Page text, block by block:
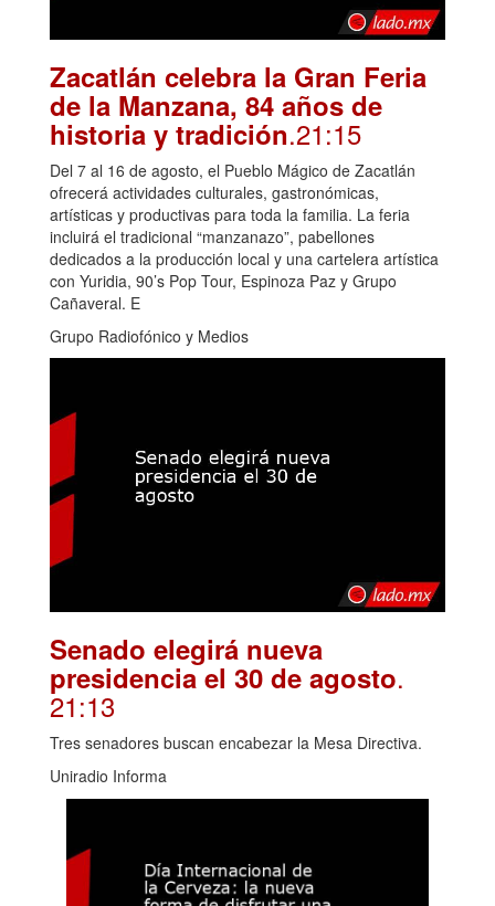
Zacatlán celebra la Gran Feria
de la Manzana, 84 años de
historia y tradición.21:15
Del 7 al 16 de agosto, el Pueblo Mágico de Zacatlán
ofrecerá actividades culturales, gastronómicas,
artísticas y productivas para toda la familia. La feria
incluirá el tradicional “manzanazo”, pabellones
dedicados a la producción local y una cartelera artística
con Yuridia, 90’s Pop Tour, Espinoza Paz y Grupo
Cañaveral. E
Grupo Radiofónico y Medios
Senado elegirá nueva
presidencia el 30 de agosto.
21:13
Tres senadores buscan encabezar la Mesa Directiva.
Uniradio Informa